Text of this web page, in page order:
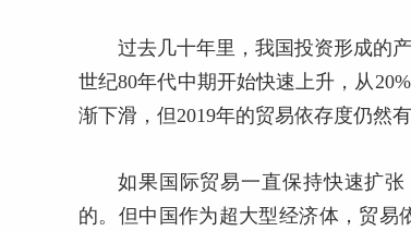
过去几十年里，我国投资形成的
世纪80年代中期开始快速上升，从
渐下滑，但2019年的贸易依存度仍然有
如果国际贸易一直保持快速扩
的。但中国作为超大型经济体，贸易